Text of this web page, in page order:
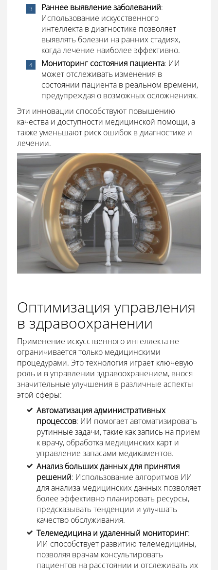
Раннее выявление заболеваний:
Использование искусственного
интеллекта в диагностике позволяет
выявлять болезни на ранних стадиях,
когда лечение наиболее эффективно.
Мониторинг состояния пациента: ИИ
может отслеживать изменения в
состоянии пациента в реальном времени,
предупреждая о возможных осложнениях.
Эти инновации способствуют повышению
качества и доступности медицинской помощи, а
также уменьшают риск ошибок в диагностике и
лечении.
Оптимизация управления
в здравоохранении
Применение искусственного интеллекта не
ограничивается только медицинскими
процедурами. Это технология играет ключевую
роль и в управлении здравоохранением, внося
значительные улучшения в различные аспекты
этой сферы:
Автоматизация административных
процессов: ИИ помогает автоматизировать
рутинные задачи, такие как запись на прием
к врачу, обработка медицинских карт и
управление запасами медикаментов.
Анализ больших данных для принятия
решений: Использование алгоритмов ИИ
для анализа медицинских данных позволяет
более эффективно планировать ресурсы,
предсказывать тенденции и улучшать
качество обслуживания.
Телемедицина и удаленный мониторинг:
ИИ способствует развитию телемедицины,
позволяя врачам консультировать
пациентов на расстоянии и отслеживать их